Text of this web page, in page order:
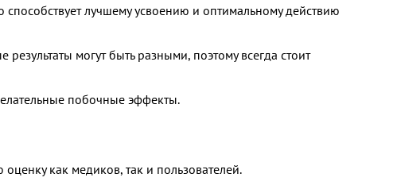
лучшему усвоению и оптимальному действию
могут быть разными, поэтому всегда стоит
побочные эффекты.
как медиков, так и пользователей.